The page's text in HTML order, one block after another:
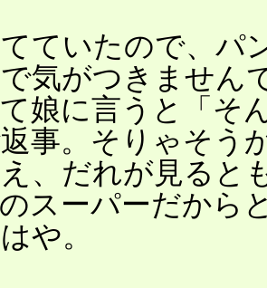
ていたので、パ
気がつきません
娘に言うと「そ
事。そりゃそう
、だれが見ると
スーパーだから
や。